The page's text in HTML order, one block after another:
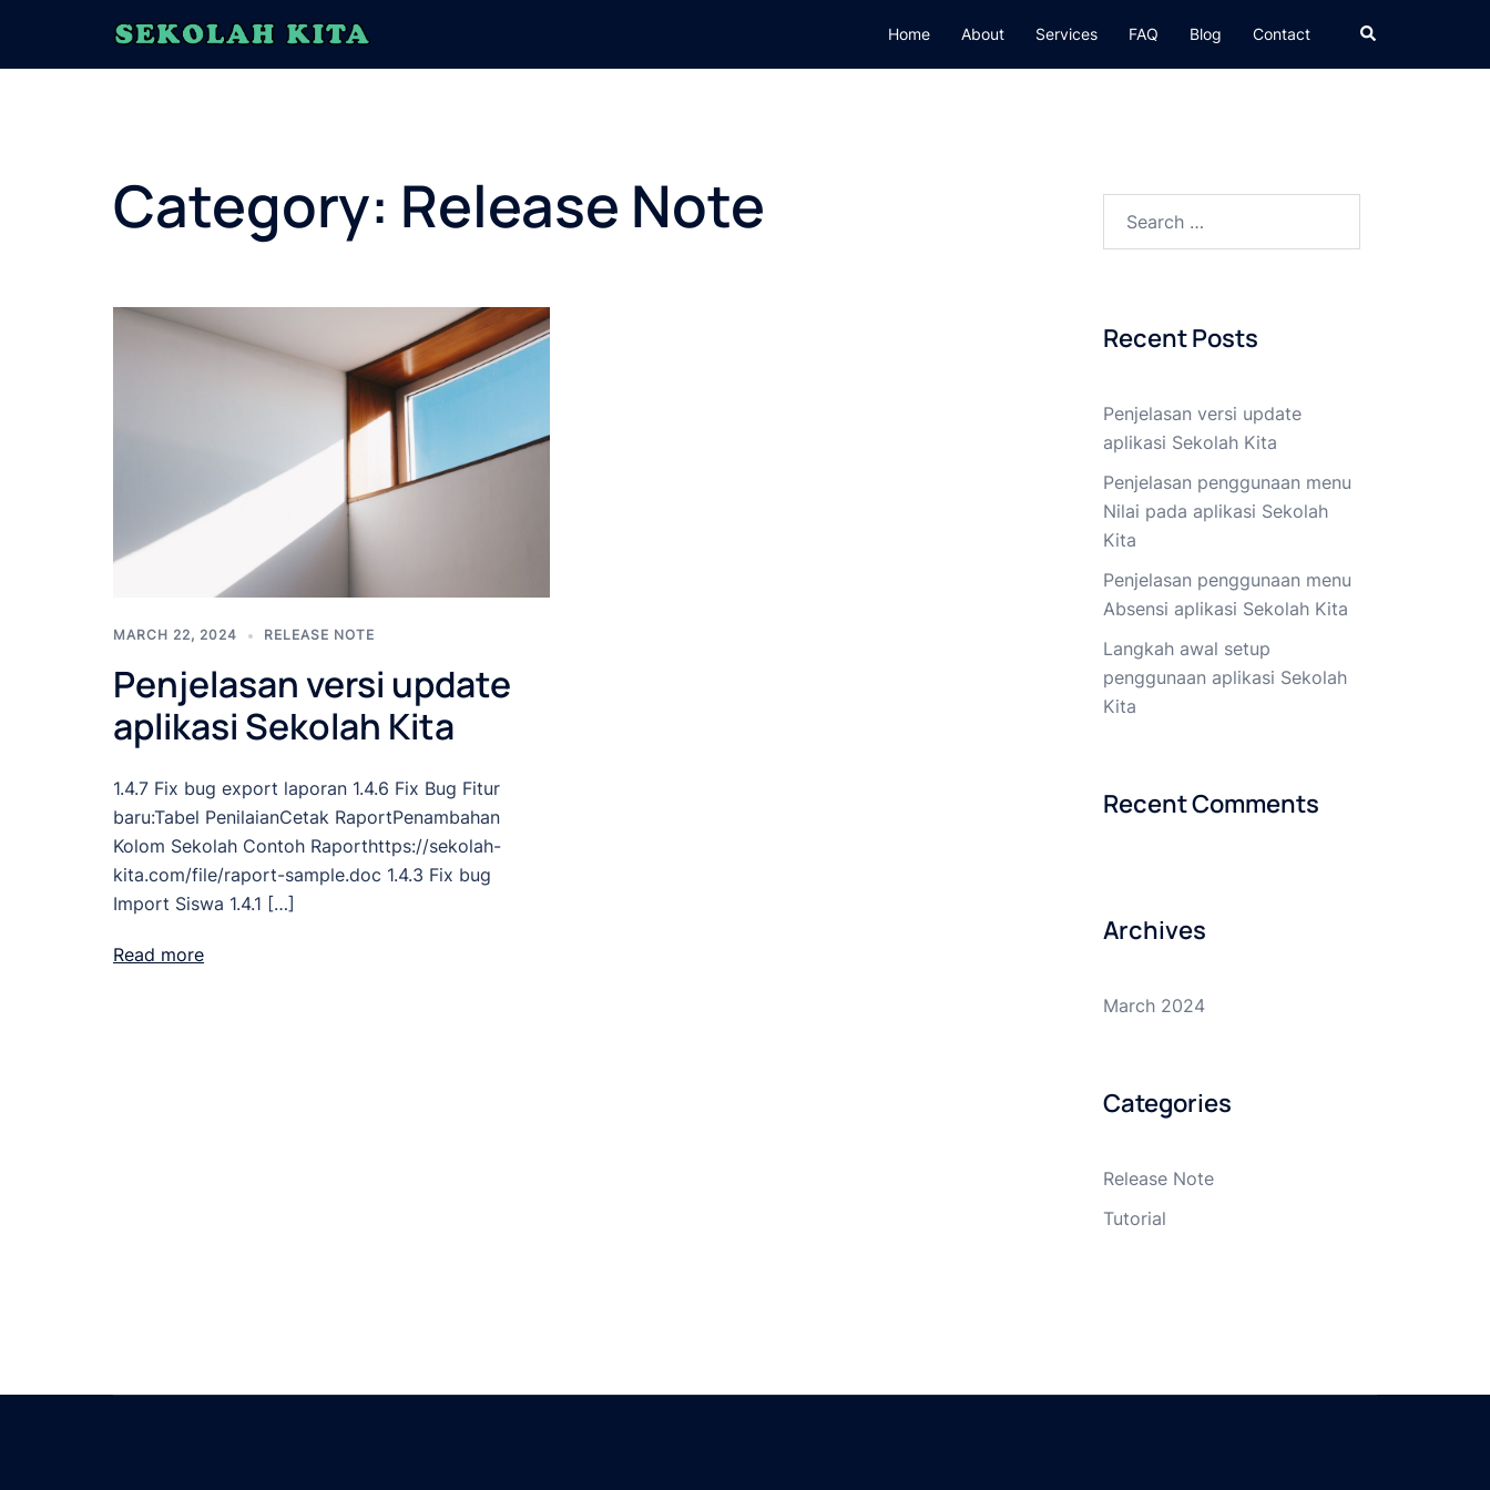
content
Home About Services FAQ Blog Contact Search
Category: Release Note
MARCH 22, 2024 RELEASE NOTE
Penjelasan versi update
aplikasi Sekolah Kita
1.4.7 Fix bug export laporan 1.4.6 Fix Bug Fitur
baru:Tabel PenilaianCetak RaportPenambahan
Kolom Sekolah Contoh Raporthttps://sekolah-
kita.com/file/raport-sample.doc 1.4.3 Fix bug
Import Siswa 1.4.1 […]
Read more
for:
Recent Posts
Penjelasan versi update
aplikasi Sekolah Kita
Penjelasan penggunaan menu
Nilai pada aplikasi Sekolah
Kita
Penjelasan penggunaan menu
Absensi aplikasi Sekolah Kita
Langkah awal setup
penggunaan aplikasi Sekolah
Kita
Recent Comments
Archives
March 2024
Categories
Release Note
Tutorial